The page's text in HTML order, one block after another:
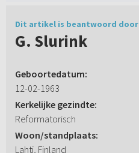
Dit artikel is beantwoord door
G. Slurink
Geboortedatum:
12-02-1963
Kerkelijke gezindte:
Reformatorisch
Woon/standplaats:
Lahti, Finland